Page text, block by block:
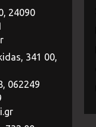
24090
341 00,
062249